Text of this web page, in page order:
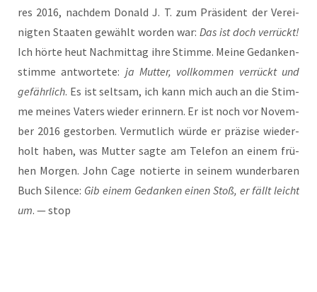
res 2016, nach­dem Donald J. T. zum Prä­si­dent der Ver­ei­
nig­ten Staa­ten gewählt wor­den war: Das ist doch ver­rückt!
Ich hör­te heut Nach­mit­tag ihre Stim­me. Mei­ne Gedan­ken­
stim­me ant­wor­te­te: ja Mut­ter, voll­kom­men ver­rückt und
gefähr­lich. Es ist selt­sam, ich kann mich auch an die Stim­
me mei­nes Vaters wie­der erin­nern. Er ist noch vor Novem­
ber 2016 gestor­ben. Ver­mut­lich wür­de er prä­zi­se wie­der­
holt haben, was Mut­ter sag­te am Tele­fon an einem frü­
hen Mor­gen. John Cage notier­te in sei­nem wun­der­ba­ren
Buch Silence: Gib einem Gedan­ken einen Stoß, er fällt leicht
um. — stop